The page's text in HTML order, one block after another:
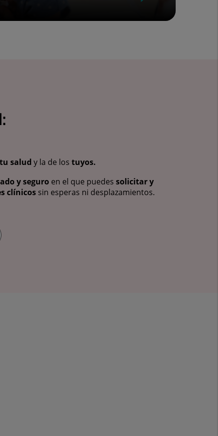
tu salud y la de los tuyos.
y seguro en el que puedes solicitar y
clínicos sin esperas ni desplazamientos.